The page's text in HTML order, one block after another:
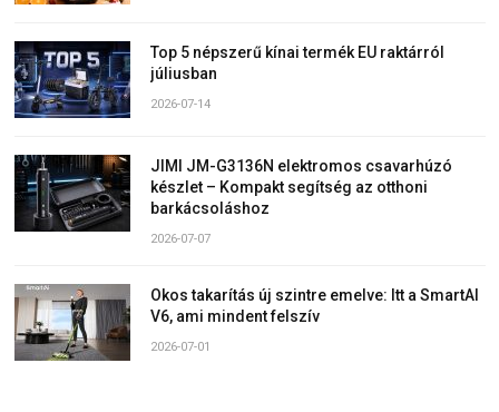
Top 5 népszerű kínai termék EU raktárról
júliusban
2026-07-14
JIMI JM-G3136N elektromos csavarhúzó
készlet – Kompakt segítség az otthoni
barkácsoláshoz
2026-07-07
Okos takarítás új szintre emelve: Itt a SmartAI
V6, ami mindent felszív
2026-07-01